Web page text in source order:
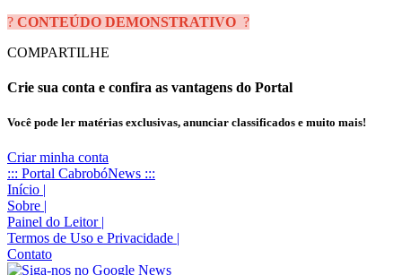
? CONTEÚDO DEMONSTRATIVO ?
COMPARTILHE
Crie sua conta e confira as vantagens do Portal
Você pode ler matérias exclusivas, anunciar classificados e muito mais!
Criar minha conta
::: Portal CabrobóNews :::
Início
Sobre
Painel do Leitor
Termos de Uso e Privacidade
Contato